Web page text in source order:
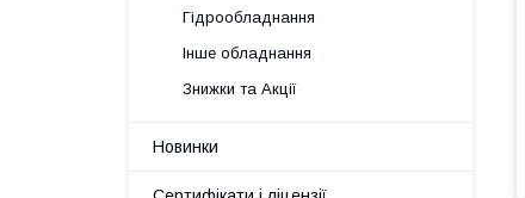
Гідрообладнання
Інше обладнання
Знижки та Акції
Новинки